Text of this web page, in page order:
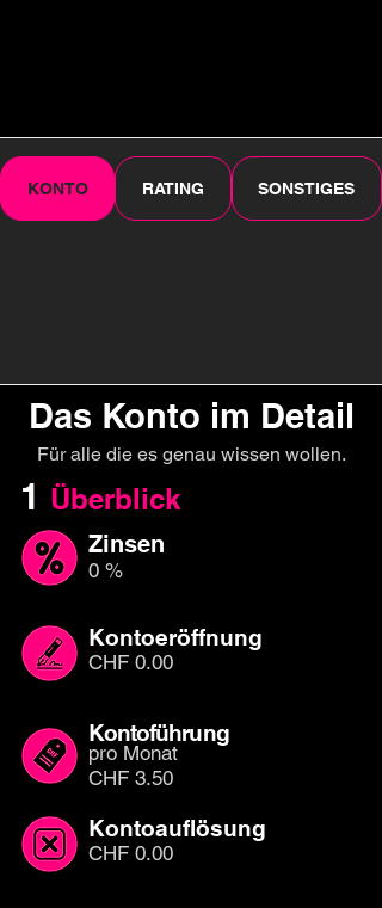
KONTO RATING SONSTIGES
Das Konto im Detail
Für alle die es genau wissen wollen.
1 Überblick
Zinsen
0 %
Kontoeröffnung
CHF 0.00
Kontoführung
pro Monat
CHF 3.50
Kontoauflösung
CHF 0.00